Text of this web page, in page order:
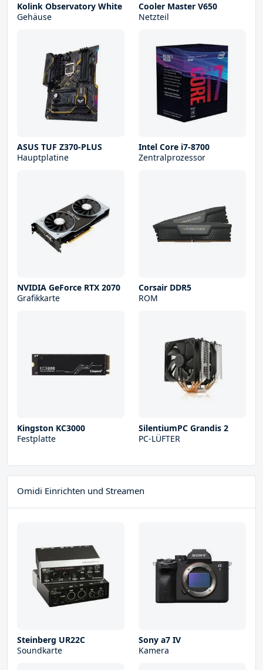
Kolink Observatory White
Gehäuse
Cooler Master V650
Netzteil
ASUS TUF Z370-PLUS
Hauptplatine
Intel Core i7-8700
Zentralprozessor
NVIDIA GeForce RTX 2070
Grafikkarte
Corsair DDR5
ROM
Kingston KC3000
Festplatte
SilentiumPC Grandis 2
PC-LÜFTER
Omidi Einrichten und Streamen
Steinberg UR22С
Soundkarte
Sony a7 IV
Kamera